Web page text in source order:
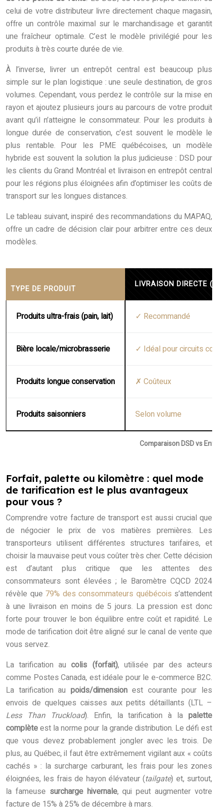
celui de votre distributeur livre directement chaque magasin,
offre un contrôle maximal sur le marchandisage et garantit
une fraîcheur optimale. C’est le modèle privilégié pour les
produits à très courte durée de vie.
À l’inverse, livrer un entrepôt central est beaucoup plus
simple sur le plan logistique : une seule destination, de gros
volumes. Cependant, vous perdez le contrôle sur la mise en
rayon et ajoutez plusieurs jours au parcours de votre produit
avant qu’il n’atteigne le consommateur. Pour les produits à
longue durée de conservation, c’est souvent le modèle le
plus rentable. Pour les PME québécoises, un modèle
hybride est souvent la solution la plus judicieuse : DSD pour
les clients du Grand Montréal et livraison en entrepôt central
pour les régions plus éloignées afin d’optimiser les coûts de
transport sur les longues distances.
Le tableau suivant, inspiré des recommandations du MAPAQ,
offre un cadre de décision clair pour arbitrer entre ces deux
modèles.
Comparaison DSD vs
TYPE DE PRODUIT LIVRAISON DIRECTE
Produits ultra-frais (pain, lait) ✓ Recommandé
Bière locale/microbrasserie ✓ Idéal pour circuits
Produits longue conservation ✗ Coûteux
Produits saisonniers Selon volume
Forfait, palette ou kilomètre : quel mode
de tarification est le plus avantageux
pour vous ?
Comprendre votre facture de transport est aussi crucial que
de négocier le prix de vos matières premières. Les
transporteurs utilisent différentes structures tarifaires, et
choisir la mauvaise peut vous coûter très cher. Cette décision
est d’autant plus critique que les attentes des
consommateurs sont élevées ; le Baromètre CQCD 2024
révèle que 79% des consommateurs québécois s’attendent
à une livraison en moins de 5 jours. La pression est donc
forte pour trouver le bon équilibre entre coût et rapidité. Le
mode de tarification doit être aligné sur le canal de vente que
vous servez.
La tarification aucolis (forfait), utilisée par des acteurs
comme Postes Canada, est idéale pour le e-commerce B2C.
La tarification au poids/dimensionest courante pour les
envois de quelques caisses aux petits détaillants (LTL –
Less Than Truckload). Enfin, la tarification à la palette
complèteest la norme pour la grande distribution. Le défi est
que vous devez probablement jongler avec les trois. De
plus, au Québec, il faut être extrêmement vigilant aux « coûts
cachés » : la surcharge carburant, les frais pour les zones
éloignées, les frais de hayon élévateur (tailgate) et, surtout,
la fameuse surcharge hivernale, qui peut augmenter votre
facture de 15% à 25% de décembre à mars.